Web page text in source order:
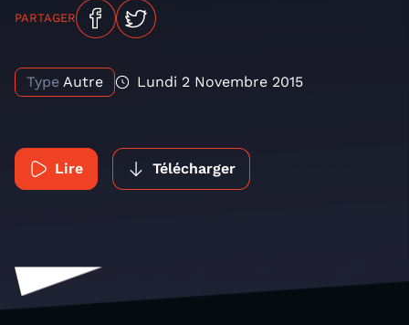
PARTAGER
Type Autre Lundi 2 Novembre 2015
Lire Télécharger